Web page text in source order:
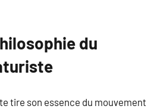
du
tire son essence du mouvement